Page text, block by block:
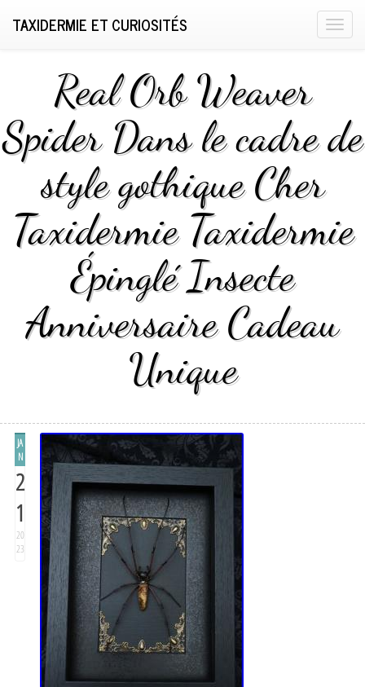
T
e
n
g
a
n
TAXIDERMIE ET CURIOSITÉS
Real Orb Weaver
Spider Dans le cadre de
style gothique Cher
Taxidermie Taxidermie
Épinglé Insecte
Anniversaire Cadeau
Unique
JA
N
2
1
20
23